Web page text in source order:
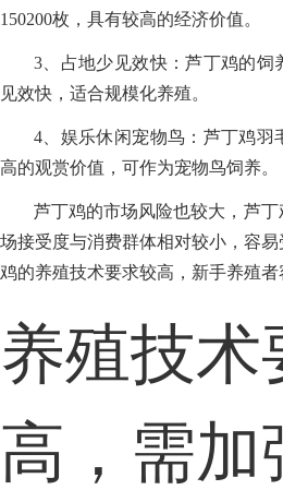
150200枚，具有较高的经济价值。
3、占地少见效快：芦丁鸡的饲
见效快，适合规模化养殖。
4、娱乐休闲宠物鸟：芦丁鸡羽
高的观赏价值，可作为宠物鸟饲养。
芦丁鸡的市场风险也较大，芦
场接受度与消费群体相对较小，容
鸡的养殖技术要求较高，新手养殖者
养殖技术
高，需加